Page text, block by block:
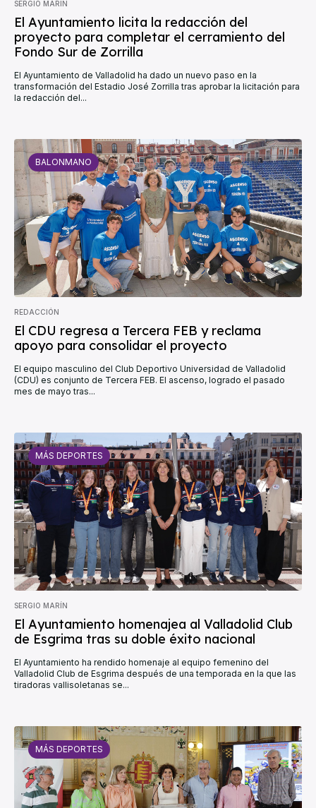
SERGIO MARÍN
El Ayuntamiento licita la redacción del
proyecto para completar el cerramiento del
Fondo Sur de Zorrilla
El Ayuntamiento de Valladolid ha dado un nuevo paso en la
transformación del Estadio José Zorrilla tras aprobar la licitación para
la redacción del...
BALONMANO
REDACCIÓN
El CDU regresa a Tercera FEB y reclama
apoyo para consolidar el proyecto
El equipo masculino del Club Deportivo Universidad de Valladolid
(CDU) es conjunto de Tercera FEB. El ascenso, logrado el pasado
mes de mayo tras...
MÁS DEPORTES
SERGIO MARÍN
El Ayuntamiento homenajea al Valladolid Club
de Esgrima tras su doble éxito nacional
El Ayuntamiento ha rendido homenaje al equipo femenino del
Valladolid Club de Esgrima después de una temporada en la que las
tiradoras vallisoletanas se...
MÁS DEPORTES